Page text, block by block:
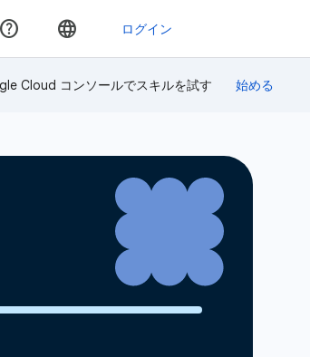
Cloud コンソールでスキルを試す